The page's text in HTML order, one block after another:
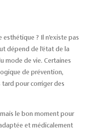
? Il n’existe pas
dépend de l’état de la
mode de vie. Certaines
de prévention,
tard pour corriger des
mais le bon moment pour
et médicalement